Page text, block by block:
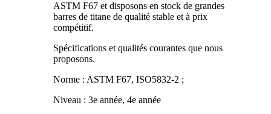
ASTM F67 et disposons en stock de grandes
barres de titane de qualité stable et à prix
compétitif.
Spécifications et qualités courantes que nous
proposons.
Norme : ASTM F67, ISO5832-2 ;
Niveau : 3e année, 4e année